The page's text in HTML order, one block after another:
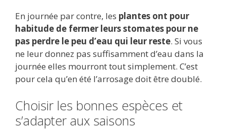
En journée par contre, les plantes ont pour
habitude de fermer leurs stomates pour ne
pas perdre le peu d’eau qui leur reste. Si vous
ne leur donnez pas suffisamment d’eau dans la
journée elles mourront tout simplement. C’est
pour cela qu’en été l’arrosage doit être doublé.
Choisir les bonnes espèces et
s’adapter aux saisons